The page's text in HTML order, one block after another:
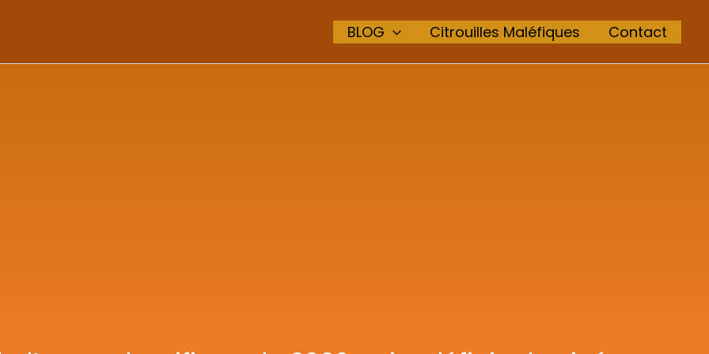
BLOG Citrouilles Maléfiques Contact